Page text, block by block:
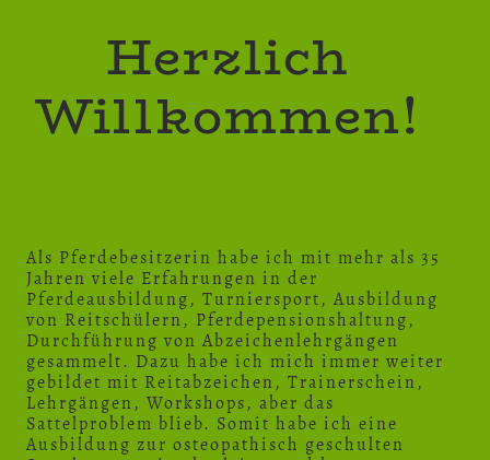
Herzlich
Willkommen!
Als Pferdebesitzerin habe ich mit mehr als 35
Jahren viele Erfahrungen in der
Pferdeausbildung, Turniersport, Ausbildung
von Reitschülern, Pferdepensionshaltung,
Durchführung von Abzeichenlehrgängen
gesammelt. Dazu habe ich mich immer weiter
gebildet mit Reitabzeichen, Trainerschein,
Lehrgängen, Workshops, aber das
Sattelproblem blieb. Somit habe ich eine
Ausbildung zur osteopathisch geschulten